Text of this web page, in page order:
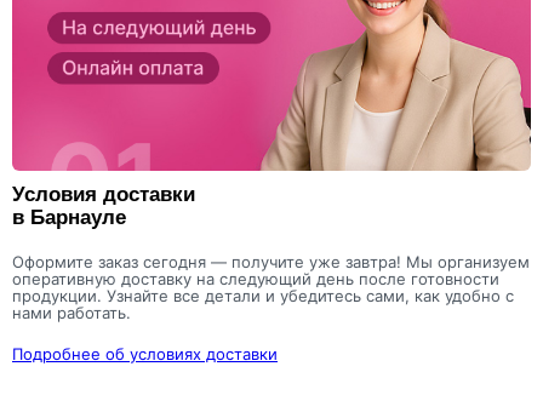
Условия доставки
в Барнауле
Оформите заказ сегодня — получите уже завтра! Мы организуем
оперативную доставку на следующий день после готовности
продукции. Узнайте все детали и убедитесь сами, как удобно с
нами работать.
Подробнее об условиях доставки